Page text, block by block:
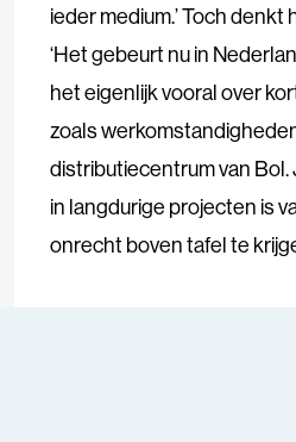
ieder medium.’ Toch denkt
‘Het gebeurt nu in
het eigenlijk vooral over
zoals
distributiecentrum van
in langdurige projecten is
onrecht boven tafel te